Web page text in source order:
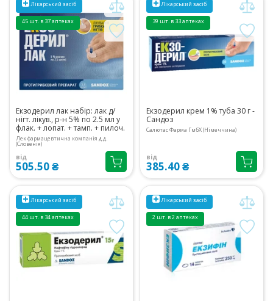
Лікарський засіб
45 шт. в 37 аптеках
Екзодерил лак набір: лак д/
нігт. лікув., р-н 5% по 2.5 мл у
флак. + лопат. + тамп. + пилоч.
Лек фармацевтична компанія д.д.
(Словенія)
від
505.50 ₴
Лікарський засіб
39 шт. в 33 аптеках
Екзодерил крем 1% туба 30 г -
Сандоз
Салютас Фарма ГмбХ (Німеччина)
від
385.40 ₴
Лікарський засіб
44 шт. в 34 аптеках
Лікарський засіб
2 шт. в 2 аптеках